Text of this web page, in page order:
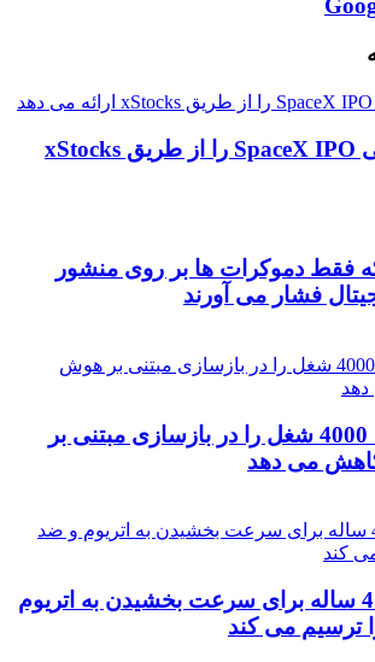
Kraken دسترسی SpaceX IPO را از طریق xStocks
فقط دموکرات ها بر روی منشور
فشار می آورند
جک دورسی بلاک 4000 شغل را در بازسازی مبتنی بر
می دهد
بوترین نقشه راه 4 ساله برای سرعت بخشیدن به اتریوم
ترسیم می کند